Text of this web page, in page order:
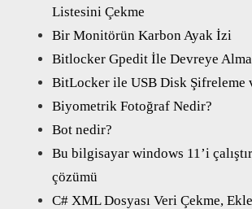
Listesini Çekme
Bir Monitörün Karbon Ayak İzi
Bitlocker Gpedit İle Devreye
BitLocker ile USB Disk Şifreleme
Biyometrik Fotoğraf Nedir?
Bot nedir?
Bu bilgisayar windows 11’i
çözümü
C# XML Dosyası Veri Çekme,